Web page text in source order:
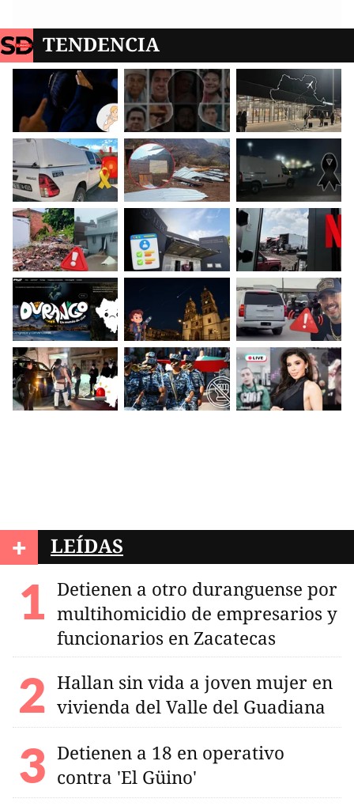
TENDENCIA
+ LEÍDAS
Detienen a otro duranguense por
multihomicidio de empresarios y
funcionarios en Zacatecas
Hallan sin vida a joven mujer en
vivienda del Valle del Guadiana
Detienen a 18 en operativo
contra 'El Güino'